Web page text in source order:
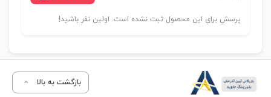
پرسش برای این محصول ثبت نشده است. اولین نفر باشید!
بازگشت به بالا